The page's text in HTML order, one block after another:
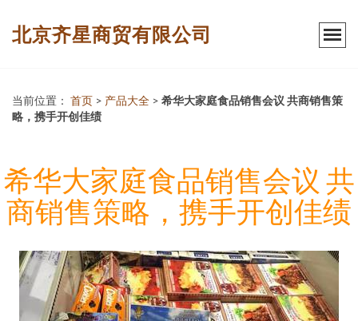
北京齐星商贸有限公司
当前位置： 首页 > 产品大全 > 希华大家庭食品销售会议 共商销售策
略，携手开创佳绩
希华大家庭食品销售会议 共
商销售策略，携手开创佳绩